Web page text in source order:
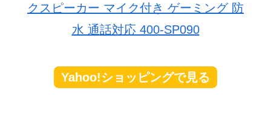
クスピーカー マイク付き ゲーミング 防
水 通話対応 400-SP090
Yahoo!ショッピングで見る